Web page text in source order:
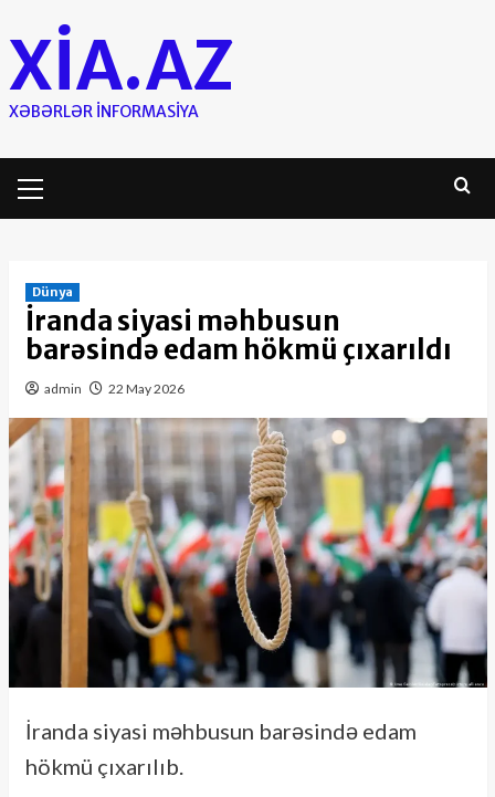
to
content
XIA.AZ
XƏBƏRLƏR INFORMASIYA
Menu
Dünya
İranda siyasi məhbusun
barəsində edam hökmü çıxarıldı
admin 22 May 2026
İranda siyasi məhbusun barəsində edam
hökmü çıxarılıb.